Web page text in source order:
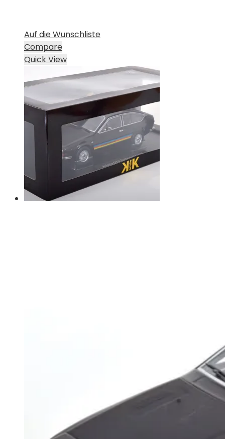
Auf die Wunschliste
Compare
Quick View